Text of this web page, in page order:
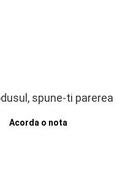
spune-ti parerea
Acorda o nota